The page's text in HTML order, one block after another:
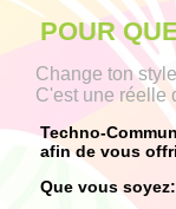
POUR
Change ton style
C'est une réelle
Techno-
afin de vous offrir
Que vous soyez: